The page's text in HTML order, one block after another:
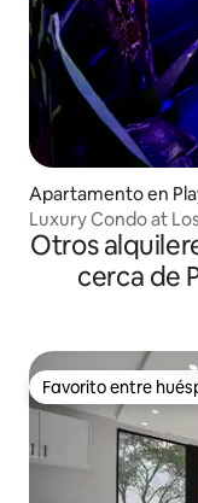
Apartamento en
Luxury Condo at
Otros
cerca de
Favorito entre
Favorito entre